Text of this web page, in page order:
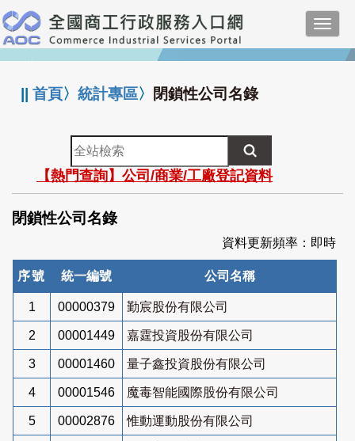
跳
到
主
要
:::
||首頁〉統計專區〉 閉鎖性公司名錄
全
站
檢
索
【熱門查詢】公司/商業/工廠登記資料
閉鎖性公司名錄
資料更新頻率：即時
序號 統一編號 公司名稱
1 00000379 勤宸股份有限公司
2 00001449 嘉霆投資股份有限公司
3 00001460 量子鑫投資股份有限公司
4 00001546 魔毒智能國際股份有限公司
5 00002876 惟動運動股份有限公司